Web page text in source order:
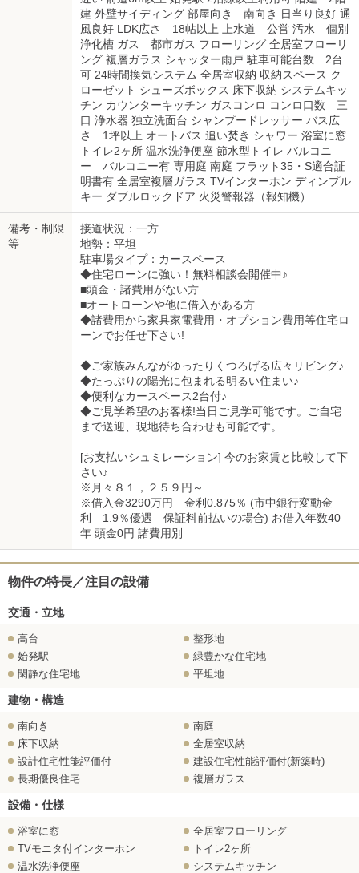
建 外壁サイディング 部屋向き 南向き 日当り良好 通
風良好 LDK広さ 18帖以上 上水道 公営 汚水 個別
浄化槽 ガス 都市ガス フローリング 全居室フローリ
ング 複層ガラス シャッター雨戸 駐車可能台数 2台
可 24時間換気システム 全居室収納 収納スペース ク
ローゼット シューズボックス 床下収納 システムキッ
チン カウンターキッチン ガスコンロ コンロ口数 三
口 浄水器 独立洗面台 シャンプードレッサー バス広
さ 1坪以上 オートバス 追い焚き シャワー 浴室に窓
トイレ2ヶ所 温水洗浄便座 節水型トイレ バルコニ
ー バルコニー有 専用庭 南庭 フラット35・S適合証
明書有 全居室複層ガラス TVインターホン ディンプル
キー ダブルロックドア 火災警報器（報知機）
備考・制限
等
接道状況：一方
地勢：平坦
駐車場タイプ：カースペース
◆住宅ローンに強い！無料相談会開催中♪
■頭金・諸費用がない方
■オートローンや他に借入がある方
◆諸費用から家具家電費用・オプション費用等住宅ロ
ーンでお任せ下さい!
◆ご家族みんながゆったりくつろげる広々リビング♪
◆たっぷりの陽光に包まれる明るい住まい♪
◆便利なカースペース2台付♪
◆ご見学希望のお客様!当日ご見学可能です。ご自宅
まで送迎、現地待ち合わせも可能です。
[お支払いシュミレーション] 今のお家賃と比較して下
さい♪
※月々８１，２５９円～
※借入金3290万円 金利0.875％ (市中銀行変動金
利 1.9％優遇 保証料前払いの場合) お借入年数40
年 頭金0円 諸費用別
物件の特長／注目の設備
交通・立地
高台
整形地
始発駅
緑豊かな住宅地
閑静な住宅地
平坦地
建物・構造
南向き
南庭
床下収納
全居室収納
設計住宅性能評価付
建設住宅性能評価付(新築時)
長期優良住宅
複層ガラス
設備・仕様
浴室に窓
全居室フローリング
TVモニタ付インターホン
トイレ2ヶ所
温水洗浄便座
システムキッチン